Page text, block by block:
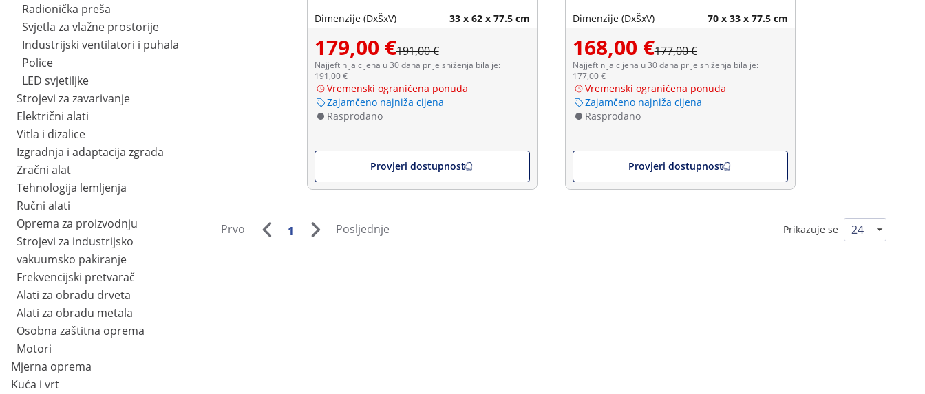
Radionička preša
Svjetla za vlažne prostorije
Industrijski ventilatori i puhala
Police
LED svjetiljke
Strojevi za zavarivanje
Električni alati
Vitla i dizalice
Izgradnja i adaptacija zgrada
Zračni alat
Tehnologija lemljenja
Ručni alati
Oprema za proizvodnju
Strojevi za industrijsko
vakuumsko pakiranje
Frekvencijski pretvarač
Alati za obradu drveta
Alati za obradu metala
Osobna zaštitna oprema
Motori
Mjerna oprema
Kuća i vrt
Dimenzije (DxŠxV) 33 x 62 x 77.5 cm
179,00 €191,00 €
Najjeftinija cijena u 30 dana prije sniženja bila je:
191,00 €
Vremenski ograničena ponuda
Zajamčeno najniža cijena
Rasprodano
Provjeri dostupnost
Dimenzije (DxŠxV) 70 x 33 x 77.5 cm
168,00 €177,00 €
Najjeftinija cijena u 30 dana prije sniženja bila je:
177,00 €
Vremenski ograničena ponuda
Zajamčeno najniža cijena
Rasprodano
Provjeri dostupnost
Prvo 1 Posljednje Prikazuje se